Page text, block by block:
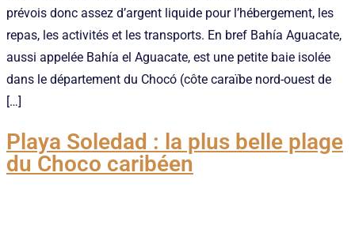
prévois donc assez d’argent liquide pour l’hébergement, les
repas, les activités et les transports. En bref Bahía Aguacate,
aussi appelée Bahía el Aguacate, est une petite baie isolée
dans le département du Chocó (côte caraïbe nord-ouest de
[…]
Playa Soledad : la plus belle plage
du Choco caribéen